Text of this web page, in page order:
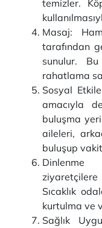
temizler.
Masaj:
tarafından
sunulur.
rahatlama
Sosyal
amacıyla
buluşma
aileleri,
buluşup
Dinlenme
Sıcaklık
kurtulma ve
Sağlık